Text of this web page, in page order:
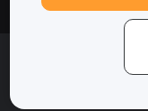
© 2025-2026